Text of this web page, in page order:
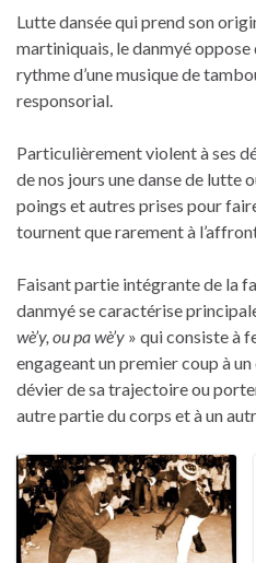
Lutte dansée qui prend son
martiniquais, le danmyé oppose
rythme d’une musique de
responsorial.
Particulièrement violent à ses
de nos jours une danse de lutte
poings et autres prises pour
tournent que rarement à
Faisant partie intégrante de la
danmyé se caractérise
wè’y, ou pa wè’y » qui consiste à
engageant un premier coup à
dévier de sa trajectoire ou
autre partie du corps et à un